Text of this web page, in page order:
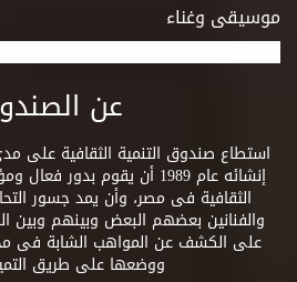
موسيقى وغناء
عن
استطاع صندوق التنمية الثقافية على
إنشائه عام 1989 أن يقوم
الثقافية فى مصر، وأن يمد جسور
والفنانين بعضهم البعض وبينهم وبين
على الكشف عن المواهب الشابة فى
ووضعها على طريق